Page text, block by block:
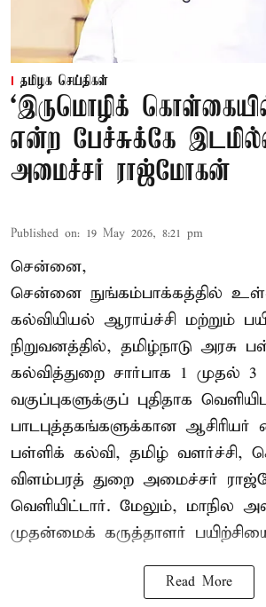
தமிழக செய்திகள்
‘இருமொழிக்
என்ற பேச்சுக்கே
அமைச்சர் ராஜ்மோகன்
Published on: 19 May 2026, 8:21 pm
சென்னை,
சென்னை நுங்கம்பாக்கத்தில்
கல்வியியல் ஆராய்ச்சி மற்றும்
நிறுவனத்தில், தமிழ்நாடு அரசு
கல்வித்துறை சார்பாக 1 முதல்
வகுப்புகளுக்குப் புதிதாக
பாடபுத்தகங்களுக்கான
பள்ளிக் கல்வி, தமிழ் வளர்ச்சி,
விளம்பரத் துறை அமைச்சர்
வெளியிட்டார். மேலும், மாநில
முதன்மைக் கருத்தாளர்
Read More